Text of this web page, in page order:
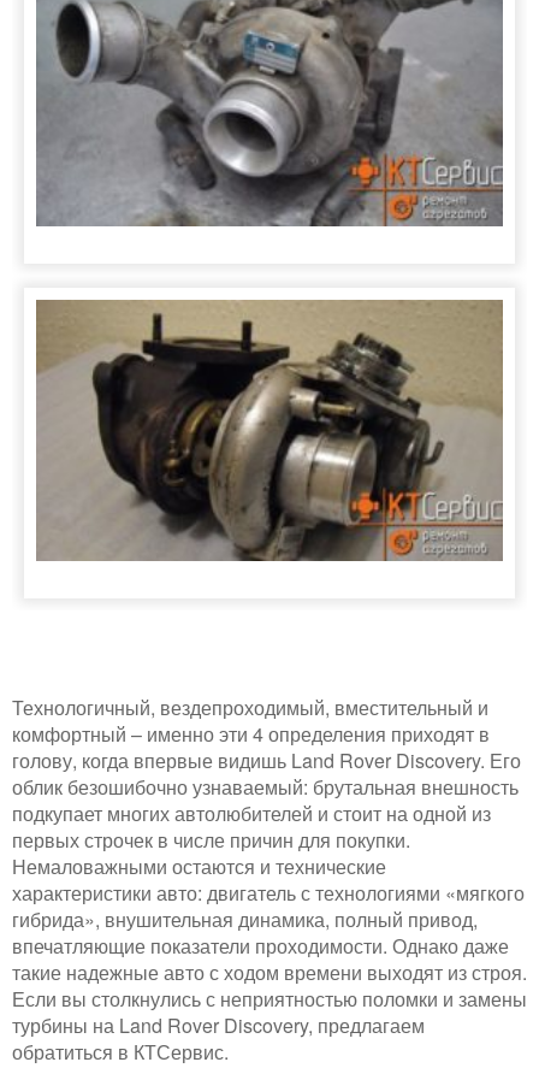
Технологичный, вездепроходимый, вместительный и
комфортный – именно эти 4 определения приходят в
голову, когда впервые видишь Land Rover Discovery. Его
облик безошибочно узнаваемый: брутальная внешность
подкупает многих автолюбителей и стоит на одной из
первых строчек в числе причин для покупки.
Немаловажными остаются и технические
характеристики авто: двигатель с технологиями «мягкого
гибрида», внушительная динамика, полный привод,
впечатляющие показатели проходимости. Однако даже
такие надежные авто с ходом времени выходят из строя.
Если вы столкнулись с неприятностью поломки и замены
турбины на Land Rover Discovery, предлагаем
обратиться в КТСервис.